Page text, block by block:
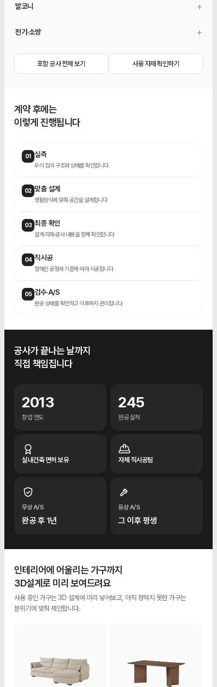
기본 환풍기, 청소건·탄성줄눈이 포함됩니다.
발코니 +
빨래건조대, 기존 수납 교체가 포함됩니다.
전기·소방 +
포함됩니다.포함 공사 전체 보기 사용 자재 확인하기
계약 후에는
이렇게 진행됩니다
01 실측
우리 집의 구조와 상태를 확인합니다
02 맞춤 설계
생활방식에 맞춰 공간을 설계합니다
03 최종 확인
설계·자재·공사 내용을 함께 확인합니다
04 직시공
정해진 공정과 기준에 따라 시공합니다
05 검수·A/S
완공 상태를 확인하고 이후까지 관리합니다
공사가 끝나는 날까지
직접 책임집니다
2013
창업 연도
245
완공 실적
실내건축 면허 보유 자체 직시공팀
무상 A/S
완공 후 1년
유상 A/S
그 이후 평생
인테리어에 어울리는 가구까지
3D설계로 미리 보여드려요
사용 중인 가구는 3D 설계에 미리 넣어보고, 아직 정하지 못한 가구는
분위기에 맞춰 제안합니다.